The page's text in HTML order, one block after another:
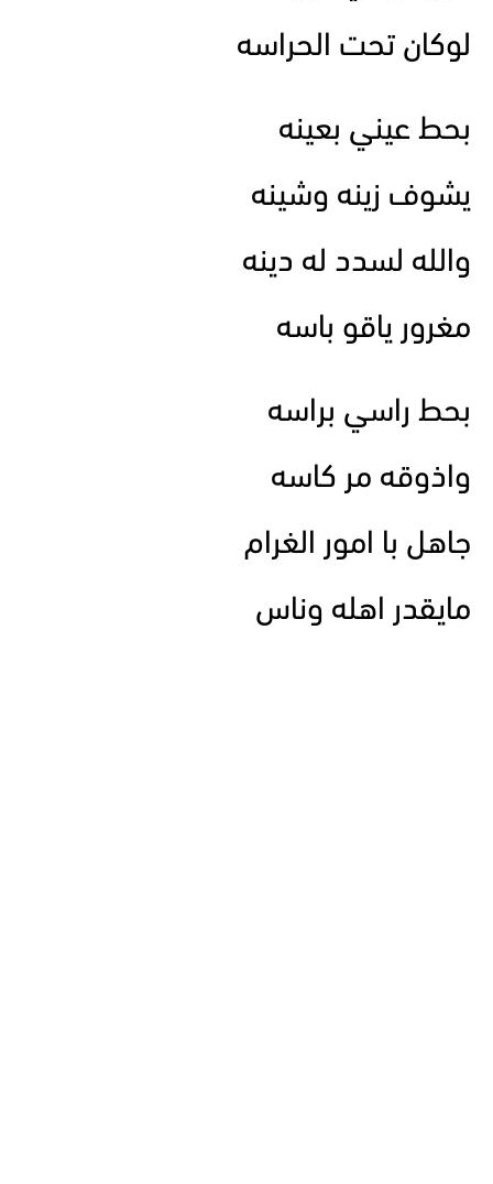
لوكان تحت الحراسه
بحط عيني بعينه
يشوف زينه وشينه
والله لسدد له دينه
مغرور ياقو باسه
بحط راسي براسه
واذوقه مر كاسه
جاهل با امور الغرام
مايقدر اهله وناس